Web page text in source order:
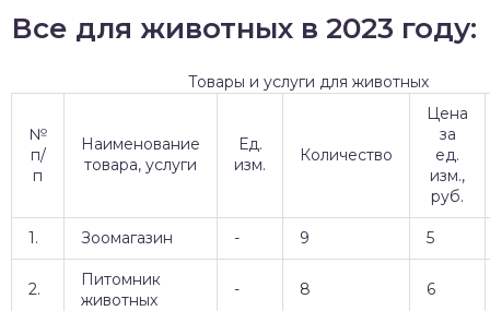
Все для животных в 2023 году:
Товары и услуги для животных
№
п/
п
Наименование
товара, услуги
Ед.
изм.
Количество
Цена
за
ед.
изм.,
руб.
1. Зоомагазин - 9 5
2.
Питомник
животных
- 8 6